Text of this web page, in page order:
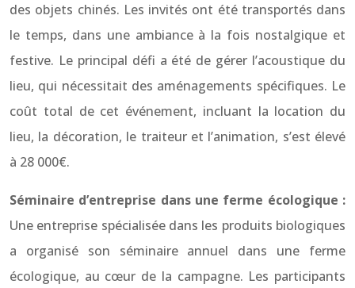
des objets chinés. Les invités ont été transportés dans
le temps, dans une ambiance à la fois nostalgique et
festive. Le principal défi a été de gérer l’acoustique du
lieu, qui nécessitait des aménagements spécifiques. Le
coût total de cet événement, incluant la location du
lieu, la décoration, le traiteur et l’animation, s’est élevé
à 28 000€.
Séminaire d’entreprise dans une ferme écologique :
Une entreprise spécialisée dans les produits biologiques
a organisé son séminaire annuel dans une ferme
écologique, au cœur de la campagne. Les participants